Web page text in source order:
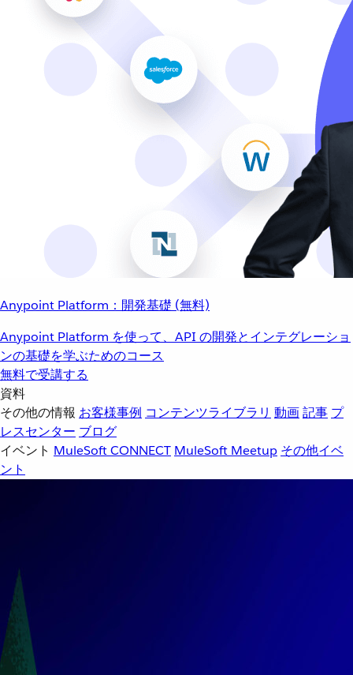
Anypoint Platform：開発基礎 (無料)
Anypoint Platform を使って、API の開発とインテグレーショ
ンの基礎を学ぶためのコース
無料で受講する
資料
その他の情報 お客様事例 コンテンツライブラリ 動画記事 プ
レスセンター ブログ
イベント MuleSoft CONNECT MuleSoft Meetup その他イベ
ント